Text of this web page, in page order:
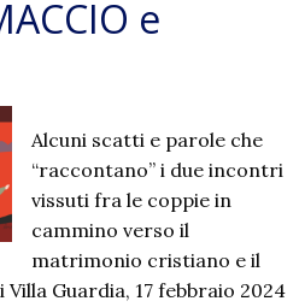
e
Alcuni scatti e parole che
“raccontano” i due incontri
vissuti fra le coppie in
cammino verso il
matrimonio cristiano e il
Guardia, 17 febbraio 2024